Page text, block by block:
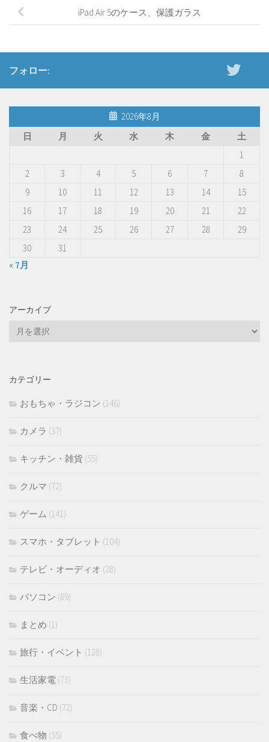
iPad Air 5のケース、保護ガラス
フォロー:
2026年8月
日
月 火 水 木 金
土
1
2
3 4 5 6 7
8
9
10 11 12 13 14
15
16
17 18 19 20 21
22
23
24 25 26 27 28
29
30
31
« 7月
アーカイブ
ブ
カテゴリー
おもちゃ・ラジコン (146)
カメラ (37)
キッチン・雑貨 (55)
クルマ (72)
ゲーム (141)
スマホ・タブレット (104)
テレビ・オーディオ (28)
パソコン (89)
まとめ (1)
旅行・イベント (128)
生活家電 (73)
音楽・CD (72)
食べ物 (55)